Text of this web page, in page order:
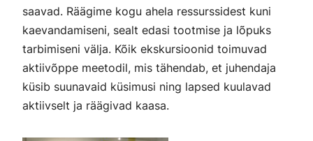
saavad. Räägime kogu ahela ressurssidest kuni
kaevandamiseni, sealt edasi tootmise ja lõpuks
tarbimiseni välja. Kõik ekskursioonid toimuvad
aktiivõppe meetodil, mis tähendab, et juhendaja
küsib suunavaid küsimusi ning lapsed kuulavad
aktiivselt ja räägivad kaasa.